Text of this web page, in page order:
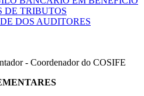
DE TRIBUTOS
DOS AUDITORES
- Coordenador do COSIFE